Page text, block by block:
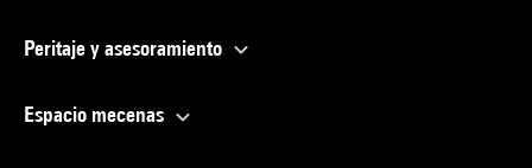
Peritaje y asesoramiento
Espacio mecenas